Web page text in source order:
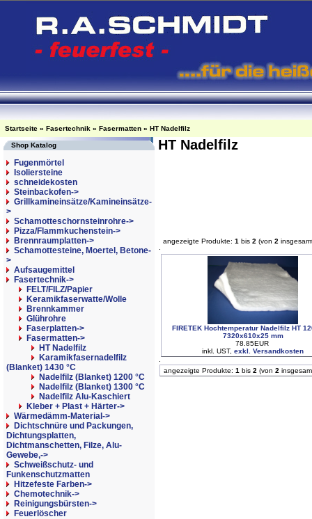
Startseite » Fasertechnik » Fasermatten » HT Nadelfilz
Shop Katalog
Fugenmörtel
Isoliersteine
schneidekosten
Steinbackofen->
Grillkamineinsätze/Kamineinsätze-
>
Schamotteschornsteinrohre->
Pizza/Flammkuchenstein->
Brennraumplatten->
Schamottesteine, Moertel, Betone-
>
Aufsaugemittel
Fasertechnik->
FELT/FILZ/Papier
Keramikfaserwatte/Wolle
Brennkammer
Glührohre
Faserplatten->
Fasermatten->
HT Nadelfilz
Karamikfasernadelfilz
(Blanket) 1430 °C
Nadelfilz (Blanket) 1200 °C
Nadelfilz (Blanket) 1300 °C
Nadelfilz Alu-Kaschiert
Kleber + Plast + Härter->
Wärmedämm-Material->
Dichtschnüre und Packungen,
Dichtungsplatten,
Dichtmanschetten, Filze, Alu-
Gewebe,->
Schweißschutz- und
Funkenschutzmatten
Hitzefeste Farben->
Chemotechnik->
Reinigungsbürsten->
Feuerlöscher
HT Nadelfilz
angezeigte Produkte: 1 bis 2 (von 2
FIRETEK Hochtemperatur Nadelfilz HT
7320x610x25 mm
78.85EUR
inkl. UST, exkl. Versandkosten
angezeigte Produkte: 1 bis 2 (von 2